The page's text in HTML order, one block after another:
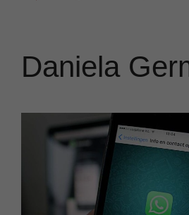
Daniela